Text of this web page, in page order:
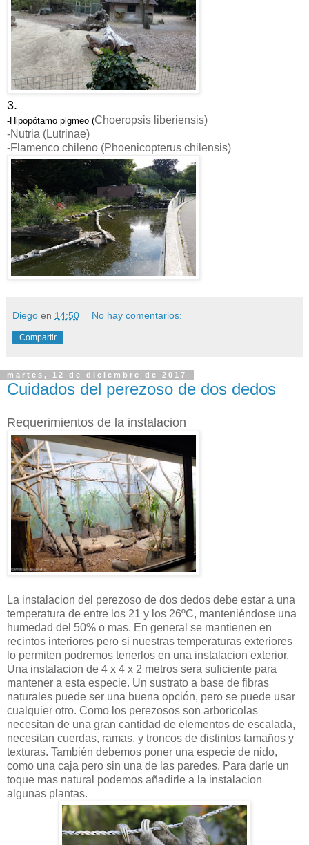
3.
-Hipopótamo pigmeo (Choeropsis liberiensis)
-Nutria (Lutrinae)
-Flamenco chileno (Phoenicopterus chilensis)
Diego en 14:50 No hay comentarios:
Compartir
martes, 12 de diciembre de 2017
Cuidados del perezoso de dos dedos
Requerimientos de la instalacion
La instalacion del perezoso de dos dedos debe estar a una
temperatura de entre los 21 y los 26ºC, manteniéndose una
humedad del 50% o mas. En general se mantienen en
recintos interiores pero si nuestras temperaturas exteriores
lo permiten podremos tenerlos en una instalacion exterior.
Una instalacion de 4 x 4 x 2 metros sera suficiente para
mantener a esta especie. Un sustrato a base de fibras
naturales puede ser una buena opción, pero se puede usar
cualquier otro. Como los perezosos son arboricolas
necesitan de una gran cantidad de elementos de escalada,
necesitan cuerdas, ramas, y troncos de distintos tamaños y
texturas. También debemos poner una especie de nido,
como una caja pero sin una de las paredes. Para darle un
toque mas natural podemos añadirle a la instalacion
algunas plantas.